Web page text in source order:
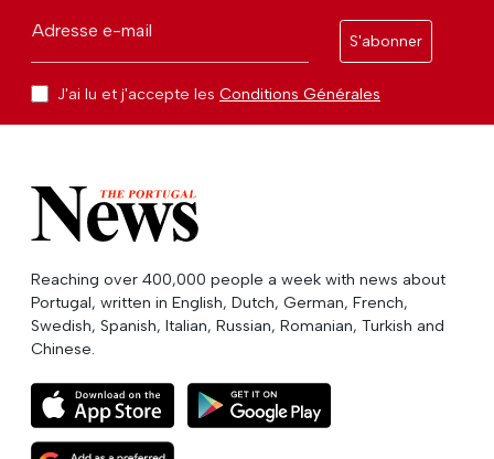
Adresse e-mail
S'abonner
J'ai lu et j'accepte les Conditions Générales
Reaching over 400,000 people a week with news about
Portugal, written in English, Dutch, German, French,
Swedish, Spanish, Italian, Russian, Romanian, Turkish and
Chinese.